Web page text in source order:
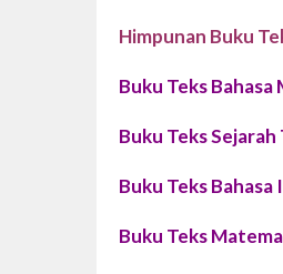
Himpunan Buku
Buku Teks
Buku Teks
Buku Teks
Buku Teks